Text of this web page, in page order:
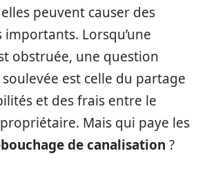
peuvent causer des
Lorsqu’une
obstruée, une question
est celle du partage
et des frais entre le
Mais qui paye les
de canalisation ?